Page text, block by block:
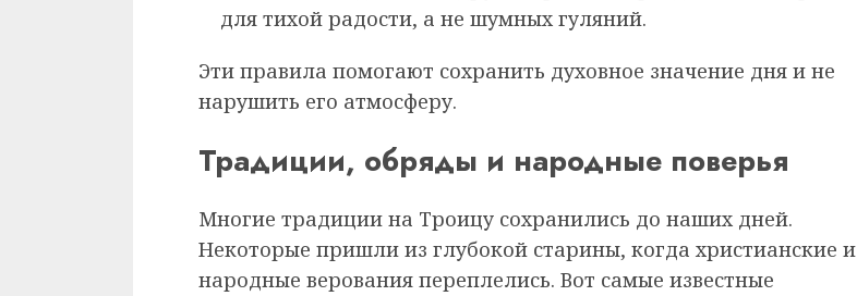
для тихой радости, а не шумных гуляний.
Эти правила помогают сохранить духовное значение дня и не
нарушить его атмосферу.
Традиции, обряды и народные поверья
Многие традиции на Троицу сохранились до наших дней.
Некоторые пришли из глубокой старины, когда христианские и
народные верования переплелись. Вот самые известные